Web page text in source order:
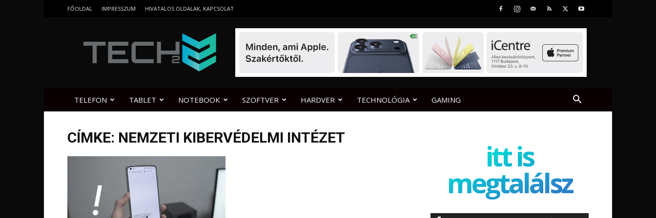
FŐOLDAL IMPRESSZUM HIVATALOS OLDALAK, KAPCSOLAT
TELEFON TABLET NOTEBOOK SZOFTVER HARDVER TECHNOLÓGIA GAMING
CÍMKE: NEMZETI KIBERVÉDELMI INTÉZET
itt is
megtalálsz